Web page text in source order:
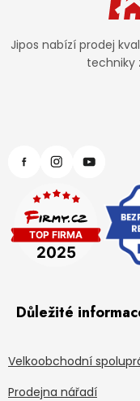
Jipos nabízí prodej
techniky
Důležité
Velkoobchodní
Prodejna nářadí